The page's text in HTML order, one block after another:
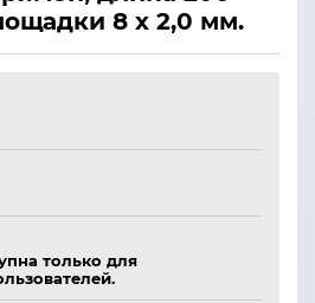
8 х 2,0 мм.
только для